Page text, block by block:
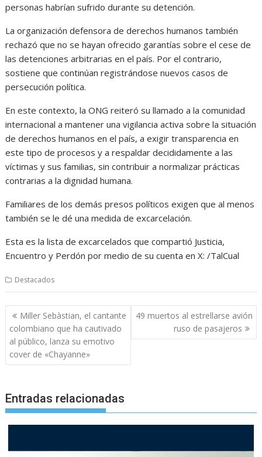
personas habrían sufrido durante su detención.
La organización defensora de derechos humanos también
rechazó que no se hayan ofrecido garantías sobre el cese de
las detenciones arbitrarias en el país. Por el contrario,
sostiene que continúan registrándose nuevos casos de
persecución política.
En este contexto, la ONG reiteró su llamado a la comunidad
internacional a mantener una vigilancia activa sobre la situación
de derechos humanos en el país, a exigir transparencia en
este tipo de procesos y a respaldar decididamente a las
víctimas y sus familias, sin contribuir a normalizar prácticas
contrarias a la dignidad humana.
Familiares de los demás presos políticos exigen que al menos
también se le dé una medida de excarcelación.
Esta es la lista de excarcelados que compartió Justicia,
Encuentro y Perdón por medio de su cuenta en X: /TalCual
Destacados
Navegación
de
entradas
Miller Sebàstian, el cantante
colombiano que ha cautivado
al público, lanza su emotivo
cover de «Chayanne»
49 muertos al estrellarse avión
ruso de pasajeros
Entradas relacionadas